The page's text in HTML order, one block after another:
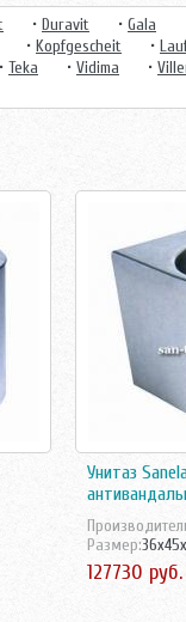
• Duravit • Gala
• Kopfgescheit •
• Teka • Vidima •
Унитаз
Размер:
127730 руб.